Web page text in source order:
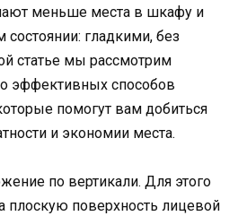
меньше места в шкафу и
состоянии: гладкими, без
статье мы рассмотрим
эффективных способов
помогут вам добиться
и экономии места.
по вертикали. Для этого
плоскую поверхность лицевой